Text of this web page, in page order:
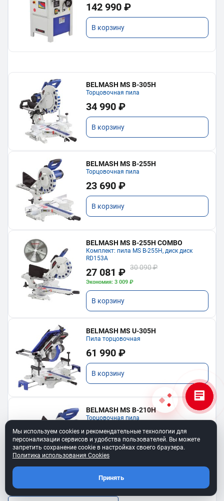
142 990 ₽
В корзину
BELMASH MS B-305H
Торцовочная пила
34 990 ₽
В корзину
BELMASH MS B-255H
Торцовочная пила
23 690 ₽
В корзину
BELMASH MS B-255H COMBO
Комплект: пила MS B-255H, диск диск
RD153A
27 081 ₽ 30 090 ₽
Экономия: 3 009 ₽
В корзину
BELMASH MS U-305H
Пила торцовочная
61 990 ₽
В корзину
BELMASH MS B-210H
Торцовочная пила
19 490 ₽
В корзину
Мы используем cookies и рекомендательные технологии для
персонализации сервисов и удобства пользователей. Вы можете
запретить сохранение cookie в настройках своего браузера.
Политика использования Cookies
Принять